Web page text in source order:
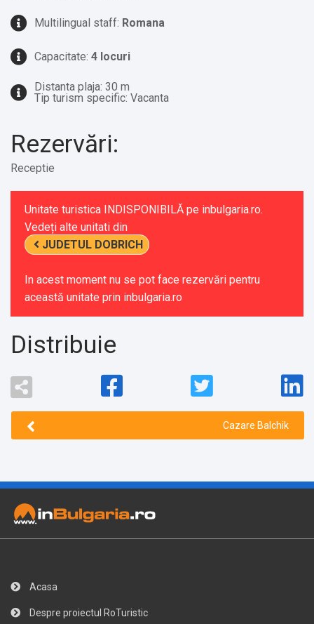
Multilingual staff: Romana
Capacitate: 4 locuri
Distanta plaja: 30 m
Tip turism specific: Vacanta
Rezervări:
Receptie
Unitate turistica INDISPONIBILĂ pe inbulgaria.ro.
Vedeți alte unitati din
JUDETUL DOBRICH
In acest moment nu se pot face rezervări pentru
această unitate prin inbulgaria.ro
Distribuie
Cazare Balchik
Acasa
Despre proiectul RoTuristic